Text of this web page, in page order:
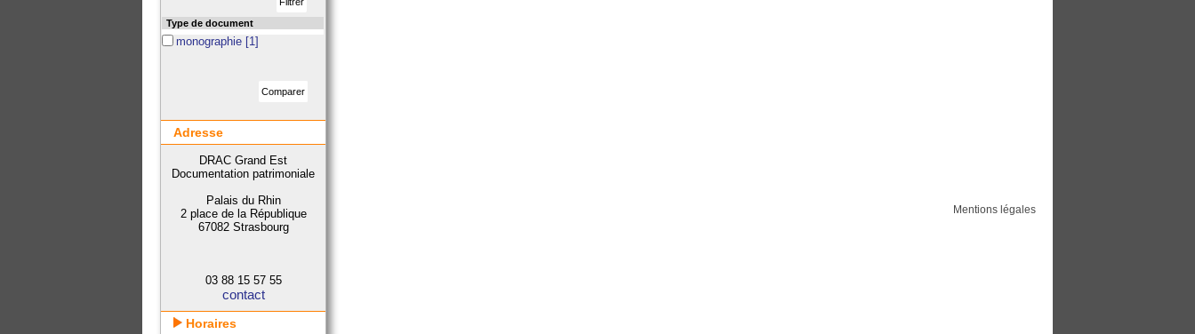
Mentions légales
Type de document
monographie [1]
Adresse
DRAC Grand Est
Documentation patrimoniale
Palais du Rhin
2 place de la République
67082 Strasbourg
03 88 15 57 55
contact
Horaires